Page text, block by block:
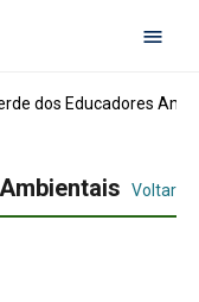
dos Educadores
Voltar